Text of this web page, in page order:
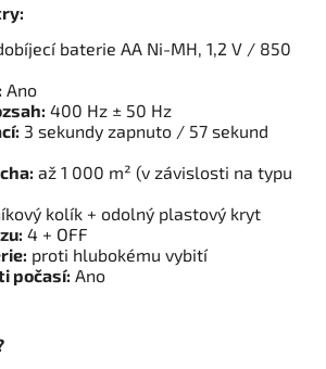
baterie AA Ni-MH, 1,2 V / 850
Ano
400 Hz ± 50 Hz
3 sekundy zapnuto / 57 sekund
až 1 000 m² (v závislosti na typu
kolík + odolný plastový kryt
4 + OFF
proti hlubokému vybití
počasí: Ano